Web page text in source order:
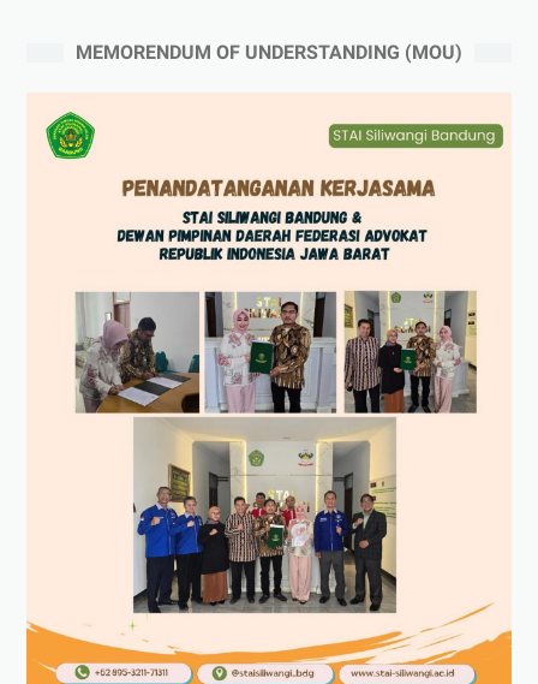
MEMORENDUM OF UNDERSTANDING (MOU)